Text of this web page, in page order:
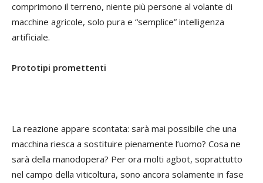
comprimono il terreno, niente più persone al volante di
macchine agricole, solo pura e “semplice” intelligenza
artificiale.
Prototipi promettenti
La reazione appare scontata: sarà mai possibile che una
macchina riesca a sostituire pienamente l’uomo? Cosa ne
sarà della manodopera? Per ora molti agbot, soprattutto
nel campo della viticoltura, sono ancora solamente in fase